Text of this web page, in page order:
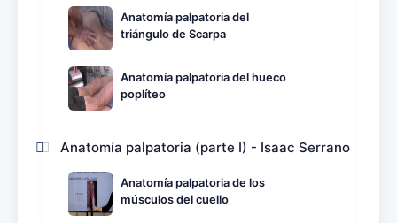
Anatomía palpatoria del
triángulo de Scarpa
Anatomía palpatoria del hueco
poplíteo
Anatomía palpatoria (parte I) - Isaac Serrano
Anatomía palpatoria de los
músculos del cuello